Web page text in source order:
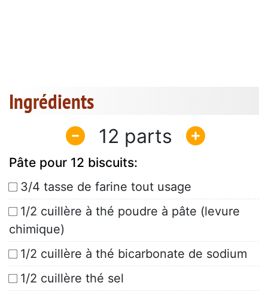
Ingrédients
12
Pâte pour 12 biscuits:
3/4 tasse de farine tout usage
1/2 cuillère à thé poudre à pâte (levure
chimique)
1/2 cuillère à thé bicarbonate de sodium
1/2 cuillère thé sel